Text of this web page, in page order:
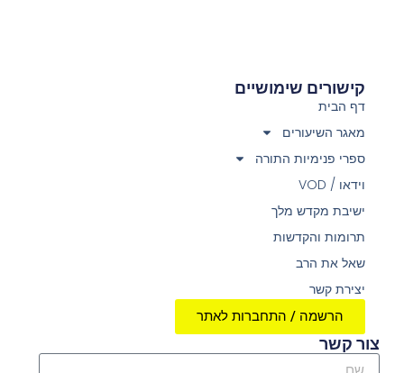
קישורים שימושיים
דף הבית
מאגר השיעורים
ספרי פנימיות התורה
וידאו / VOD
ישיבת מקדש מלך
תרומות והקדשות
שאל את הרב
יצירת קשר
הרשמה / התחברות לאתר
צור קשר